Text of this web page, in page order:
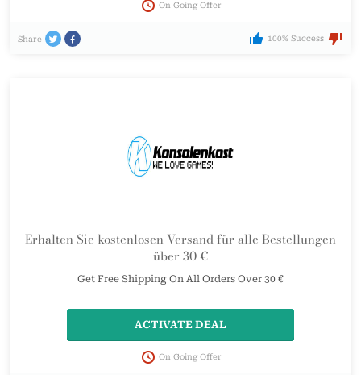
On Going Offer
Share 100% Success
Erhalten Sie kostenlosen Versand für alle Bestellungen
über 30 €
Get Free Shipping On All Orders Over 30 €
ACTIVATE DEAL
On Going Offer